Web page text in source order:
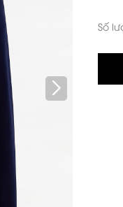
Số